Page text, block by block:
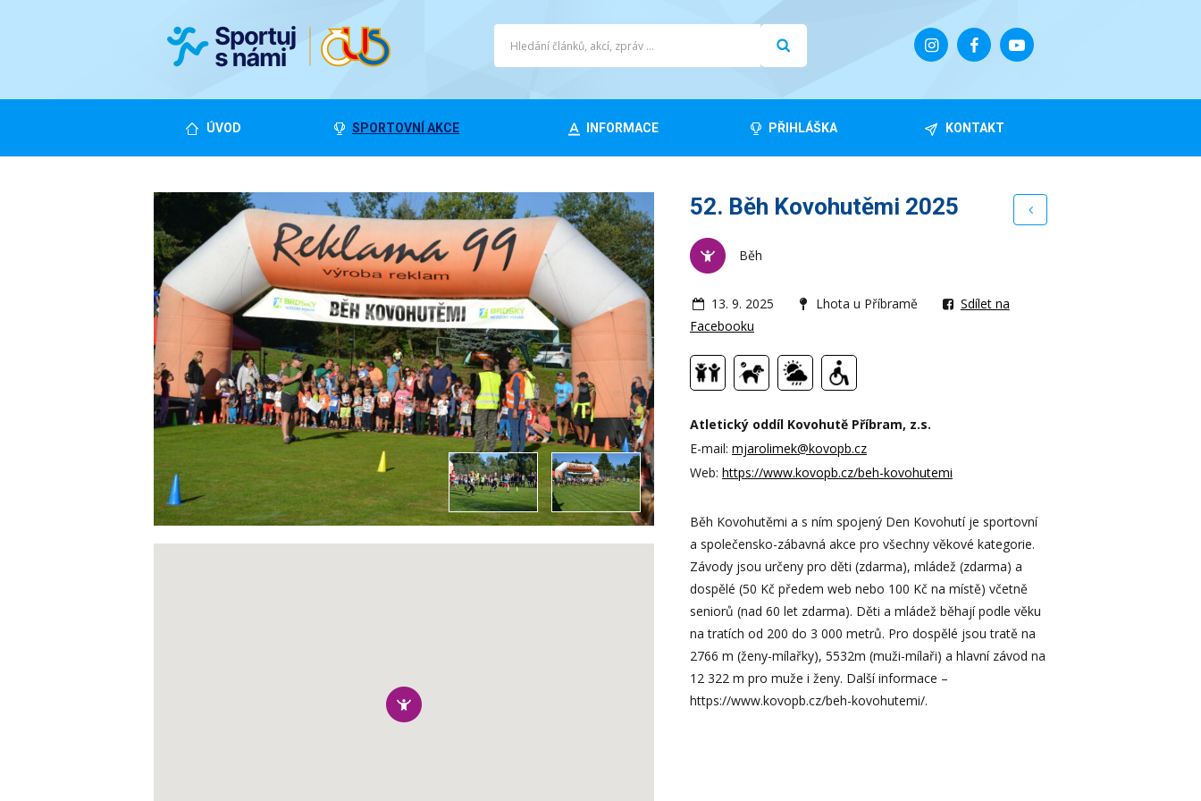
ÚVOD SPORTOVNÍ AKCE INFORMACE PŘIHLÁŠKA KONTAKT
52. Běh Kovohutěmi 2025
Běh
13. 9. 2025 Lhota u Příbramě
Sdílet na
Facebooku
Atletický oddíl Kovohutě Příbram, z.s.
E-mail: mjarolimek@kovopb.cz
Web: https://www.kovopb.cz/beh-kovohutemi
Běh Kovohutěmi a s ním spojený Den Kovohutí je sportovní
a společensko-zábavná akce pro všechny věkové kategorie.
Závody jsou určeny pro děti (zdarma), mládež (zdarma) a
dospělé (50 Kč předem web nebo 100 Kč na místě) včetně
seniorů (nad 60 let zdarma). Děti a mládež běhají podle věku
na tratích od 200 do 3 000 metrů. Pro dospělé jsou tratě na
2766 m (ženy-mílařky), 5532m (muži-mílaři) a hlavní závod na
12 322 m pro muže i ženy. Další informace –
https://www.kovopb.cz/beh-kovohutemi/.